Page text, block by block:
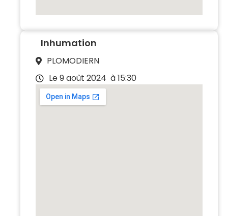
Inhumation
PLOMODIERN
Le 9 août 2024 à 15:30